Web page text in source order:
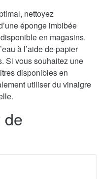
nettoyez
éponge imbibée
en magasins.
à l’aide de papier
Si vous souhaitez une
disponibles en
utiliser du vinaigre
de